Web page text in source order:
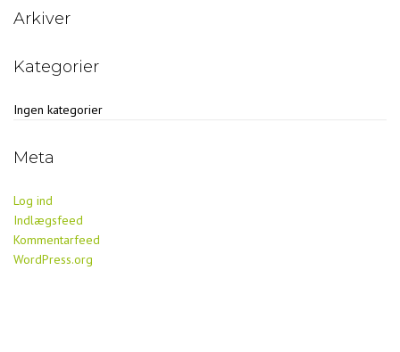
Arkiver
Kategorier
Ingen kategorier
Meta
Log ind
Indlægsfeed
Kommentarfeed
WordPress.org